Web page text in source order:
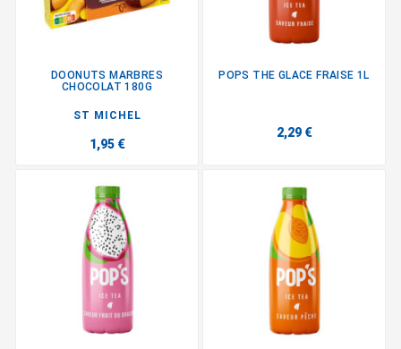
DOONUTS MARBRES
CHOCOLAT 180G
ST MICHEL
1,95 €
POPS THE GLACE FRAISE 1L
2,29 €